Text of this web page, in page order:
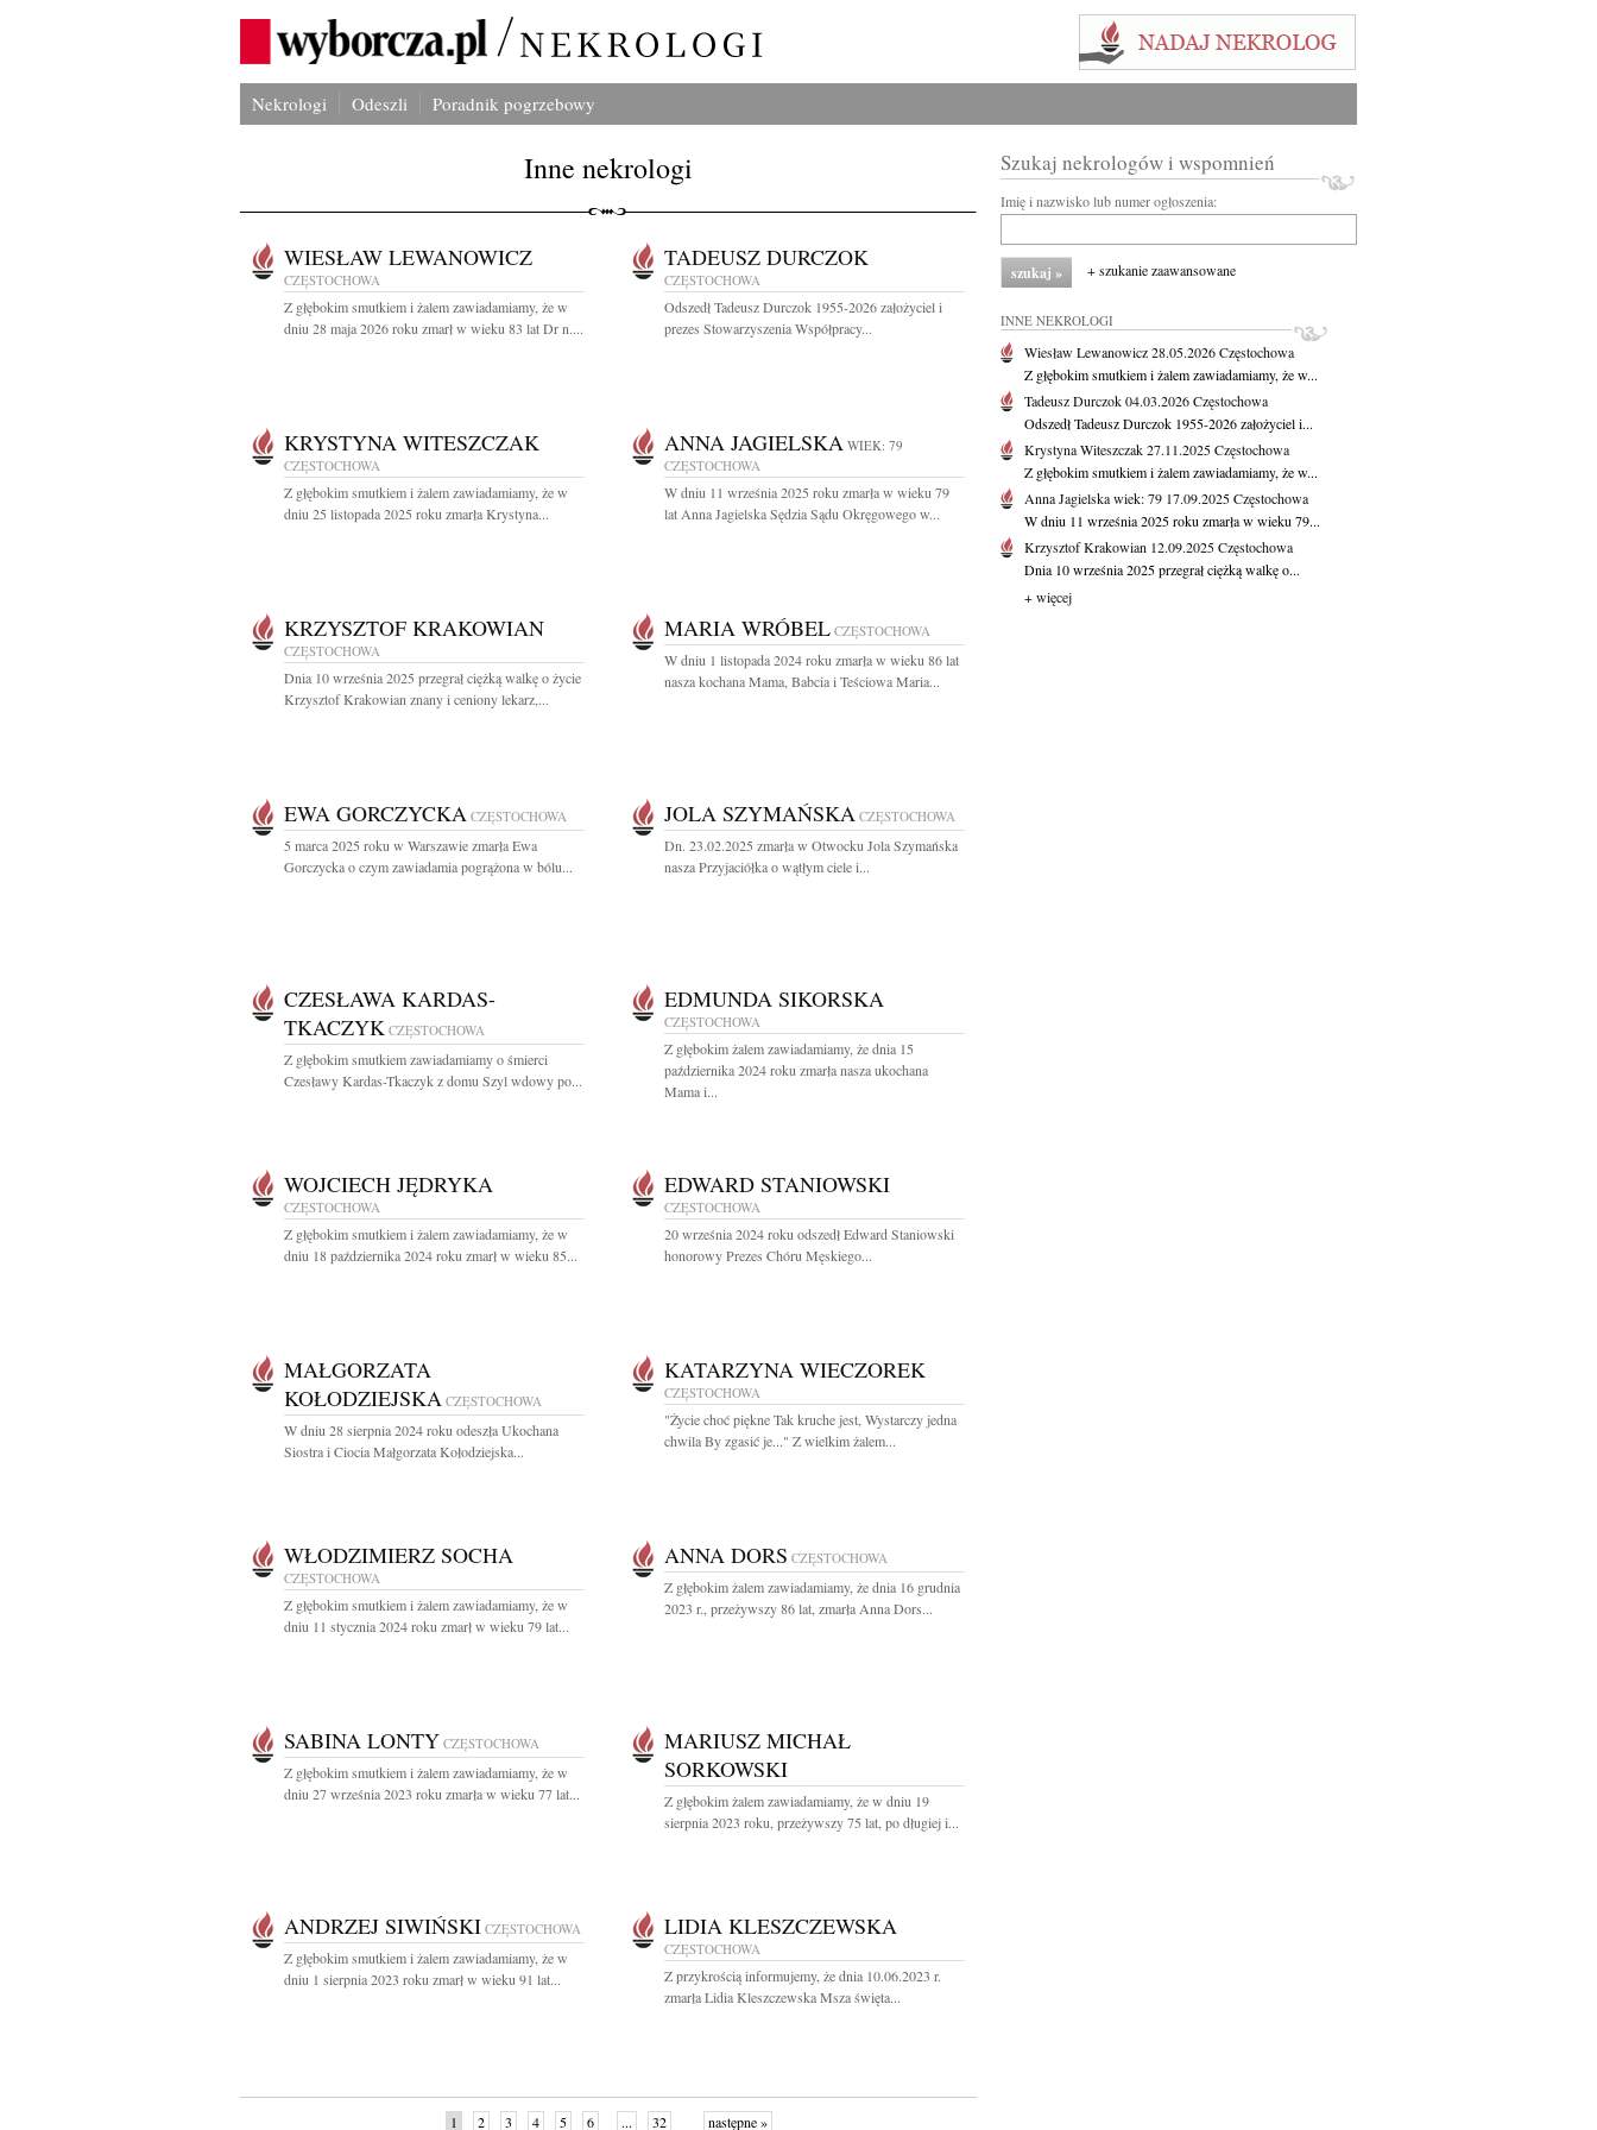
Nekrologi Odeszli Poradnik pogrzebowy
Inne nekrologi
WIESŁAW LEWANOWICZ
CZĘSTOCHOWA
Z głębokim smutkiem i żalem zawiadamiamy, że w
dniu 28 maja 2026 roku zmarł w wieku 83 lat Dr n....
TADEUSZ DURCZOK
CZĘSTOCHOWA
Odszedł Tadeusz Durczok 1955-2026 założyciel i
prezes Stowarzyszenia Współpracy...
KRYSTYNA WITESZCZAK
CZĘSTOCHOWA
Z głębokim smutkiem i żalem zawiadamiamy, że w
dniu 25 listopada 2025 roku zmarła Krystyna...
ANNA JAGIELSKA WIEK: 79
CZĘSTOCHOWA
W dniu 11 września 2025 roku zmarła w wieku 79
lat Anna Jagielska Sędzia Sądu Okręgowego w...
KRZYSZTOF KRAKOWIAN
CZĘSTOCHOWA
Dnia 10 września 2025 przegrał ciężką walkę o życie
Krzysztof Krakowian znany i ceniony lekarz,...
MARIA WRÓBEL CZĘSTOCHOWA
W dniu 1 listopada 2024 roku zmarła w wieku 86 lat
nasza kochana Mama, Babcia i Teściowa Maria...
EWA GORCZYCKA CZĘSTOCHOWA
5 marca 2025 roku w Warszawie zmarła Ewa
Gorczycka o czym zawiadamia pogrążona w bólu...
JOLA SZYMAŃSKA CZĘSTOCHOWA
Dn. 23.02.2025 zmarła w Otwocku Jola Szymańska
nasza Przyjaciółka o wątłym ciele i...
CZESŁAWA KARDAS-
TKACZYK CZĘSTOCHOWA
Z głębokim smutkiem zawiadamiamy o śmierci
Czesławy Kardas-Tkaczyk z domu Szyl wdowy po...
EDMUNDA SIKORSKA
CZĘSTOCHOWA
Z głębokim żalem zawiadamiamy, że dnia 15
października 2024 roku zmarła nasza ukochana
Mama i...
WOJCIECH JĘDRYKA
CZĘSTOCHOWA
Z głębokim smutkiem i żalem zawiadamiamy, że w
dniu 18 października 2024 roku zmarł w wieku 85...
EDWARD STANIOWSKI
CZĘSTOCHOWA
20 września 2024 roku odszedł Edward Staniowski
honorowy Prezes Chóru Męskiego...
MAŁGORZATA
KOŁODZIEJSKA CZĘSTOCHOWA
W dniu 28 sierpnia 2024 roku odeszła Ukochana
Siostra i Ciocia Małgorzata Kołodziejska...
KATARZYNA WIECZOREK
CZĘSTOCHOWA
"Życie choć piękne Tak kruche jest, Wystarczy jedna
chwila By zgasić je..." Z wielkim żalem...
WŁODZIMIERZ SOCHA
CZĘSTOCHOWA
Z głębokim smutkiem i żalem zawiadamiamy, że w
dniu 11 stycznia 2024 roku zmarł w wieku 79 lat...
ANNA DORS CZĘSTOCHOWA
Z głębokim żalem zawiadamiamy, że dnia 16 grudnia
2023 r., przeżywszy 86 lat, zmarła Anna Dors...
SABINA LONTY CZĘSTOCHOWA
Z głębokim smutkiem i żalem zawiadamiamy, że w
dniu 27 września 2023 roku zmarła w wieku 77 lat...
MARIUSZ MICHAŁ
SORKOWSKI
Z głębokim żalem zawiadamiamy, że w dniu 19
sierpnia 2023 roku, przeżywszy 75 lat, po długiej i...
ANDRZEJ SIWIŃSKI CZĘSTOCHOWA
Z głębokim smutkiem i żalem zawiadamiamy, że w
dniu 1 sierpnia 2023 roku zmarł w wieku 91 lat...
LIDIA KLESZCZEWSKA
CZĘSTOCHOWA
Z przykrością informujemy, że dnia 10.06.2023 r.
zmarła Lidia Kleszczewska Msza święta...
1 2 3 4 5 6 ... 32 następne »
Szukaj nekrologów i wspomnień
Imię i nazwisko lub numer ogłoszenia:
+ szukanie zaawansowane
INNE NEKROLOGI
Wiesław Lewanowicz28.05.2026Częstochowa
Z głębokim smutkiem i żalem zawiadamiamy, że w...
Tadeusz Durczok04.03.2026Częstochowa
Odszedł Tadeusz Durczok 1955-2026 założyciel i...
Krystyna Witeszczak27.11.2025Częstochowa
Z głębokim smutkiem i żalem zawiadamiamy, że w...
Anna Jagielskawiek: 79 17.09.2025Częstochowa
W dniu 11 września 2025 roku zmarła w wieku 79...
Krzysztof Krakowian 12.09.2025Częstochowa
Dnia 10 września 2025 przegrał ciężką walkę o...
+ więcej